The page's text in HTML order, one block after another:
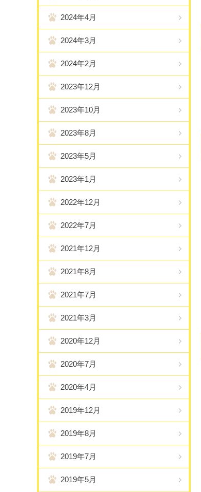
2024年4月
2024年3月
2024年2月
2023年12月
2023年10月
2023年8月
2023年5月
2023年1月
2022年12月
2022年7月
2021年12月
2021年8月
2021年7月
2021年3月
2020年12月
2020年7月
2020年4月
2019年12月
2019年8月
2019年7月
2019年5月